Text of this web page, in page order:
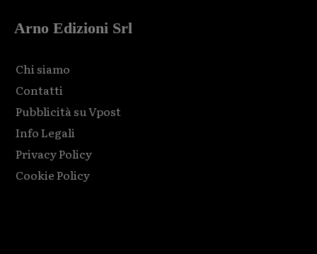
Arno Edizioni Srl
Chi siamo
Contatti
Pubblicità su Vpost
Info Legali
Privacy Policy
Cookie Policy